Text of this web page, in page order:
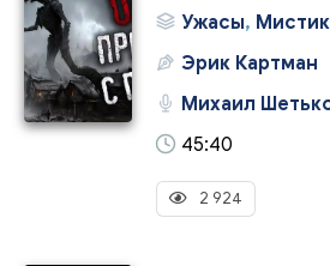
Ужасы,
Эрик Картман
Михаил
45:40
2 924